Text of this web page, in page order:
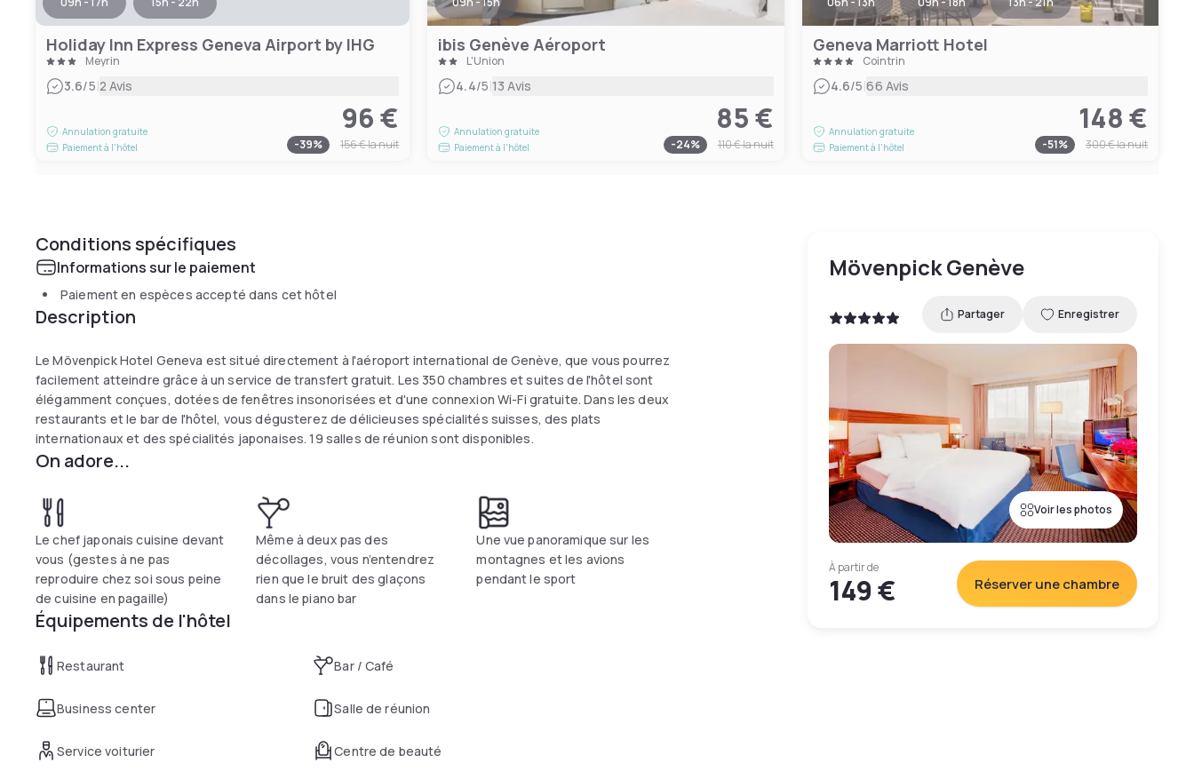
Holiday Inn Express Geneva Airport by IHG
Meyrin
3.6/5|2 Avis
Annulation gratuite
Paiement à l'hôtel
96 €
-39% 156 €la nuit
ibis Genève Aéroport
L'Union
4.4/5|13 Avis
Annulation gratuite
Paiement à l'hôtel
85 €
-24% 110 €la nuit
Geneva Marriott Hotel
Cointrin
4.6/5|66 Avis
Annulation gratuite
Paiement à l'hôtel
148 €
-51% 300 €la nuit
Conditions spécifiques
Informations sur le paiement
Paiement en espèces accepté dans cet hôtel
Description
Le Mövenpick Hotel Geneva est situé directement à l'aéroport international de Genève, que vous pourrez
facilement atteindre grâce à un service de transfert gratuit. Les 350 chambres et suites de l'hôtel sont
élégamment conçues, dotées de fenêtres insonorisées et d'une connexion Wi-Fi gratuite. Dans les deux
restaurants et le bar de l'hôtel, vous dégusterez de délicieuses spécialités suisses, des plats
internationaux et des spécialités japonaises. 19 salles de réunion sont disponibles.
On adore...
Le chef japonais cuisine devant
vous (gestes à ne pas
reproduire chez soi sous peine
de cuisine en pagaille)
Même à deux pas des
décollages, vous n’entendrez
rien que le bruit des glaçons
dans le piano bar
Une vue panoramique sur les
montagnes et les avions
pendant le sport
Équipements de l'hôtel
Restaurant Bar / Café
Business center Salle de réunion
Service voiturier Centre de beauté
Mövenpick Genève
Partager Enregistrer
Voir les photos
À partir de
149 € Réserver une chambre